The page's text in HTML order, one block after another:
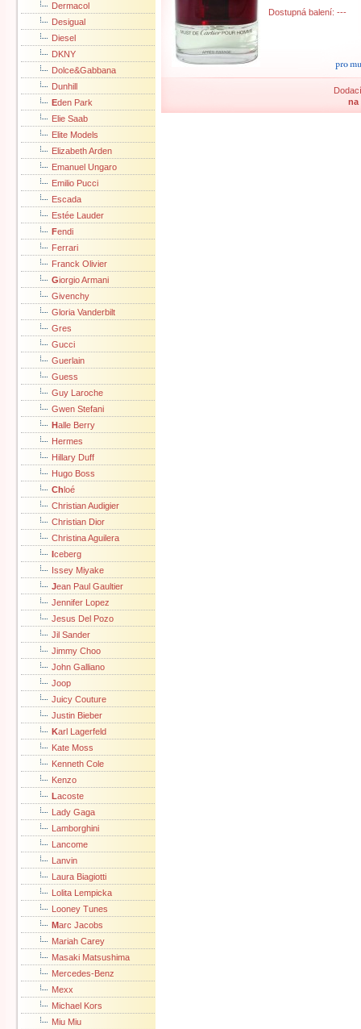
Dermacol
Desigual
Diesel
DKNY
Dolce&Gabbana
Dunhill
Eden Park
Elie Saab
Elite Models
Elizabeth Arden
Emanuel Ungaro
Emilio Pucci
Escada
Estée Lauder
Fendi
Ferrari
Franck Olivier
Giorgio Armani
Givenchy
Gloria Vanderbilt
Gres
Gucci
Guerlain
Guess
Guy Laroche
Gwen Stefani
Halle Berry
Hermes
Hillary Duff
Hugo Boss
Chloé
Christian Audigier
Christian Dior
Christina Aguilera
Iceberg
Issey Miyake
Jean Paul Gaultier
Jennifer Lopez
Jesus Del Pozo
Jil Sander
Jimmy Choo
John Galliano
Joop
Juicy Couture
Justin Bieber
Karl Lagerfeld
Kate Moss
Kenneth Cole
Kenzo
Lacoste
Lady Gaga
Lamborghini
Lancome
Lanvin
Laura Biagiotti
Lolita Lempicka
Looney Tunes
Marc Jacobs
Mariah Carey
Masaki Matsushima
Mercedes-Benz
Mexx
Michael Kors
Miu Miu
Dostupná balení: ---
na